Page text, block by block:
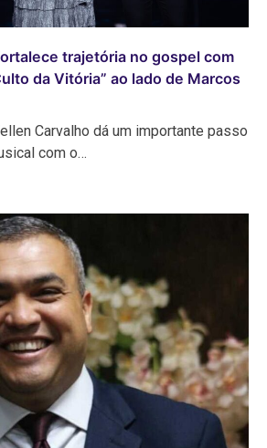
trajetória no gospel com
da Vitória” ao lado de Marcos
Carvalho dá um importante passo
com o…